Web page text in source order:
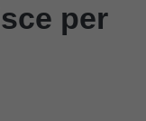
per